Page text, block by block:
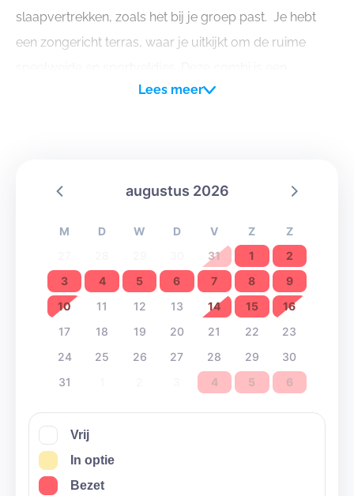
slaapvertrekken, zoals het bij je groep past. Je hebt
een zongericht terras, waar je uitkijkt om de ruime
aanrader voor de wat grotere groepen. Caernhoeve
authentieke pipowagen als slaapplaats.
je een juist beeld krijgt van de indeling. Dit kan helpen
om een goed beeld te krijgen van de indeling van de
verblijven.
Team Caernhoeve dankt je voor de juiste keuze en
Lees meer
augustus 2026
M D W D V Z
Z
31 1
2
3
4 5 6 7 8
9
10
11 12 13 14 15
16
17
18 19 20 21 22
23
24
25 26 27 28 29
30
31
4 5 6
Vrij
In optie
Bezet